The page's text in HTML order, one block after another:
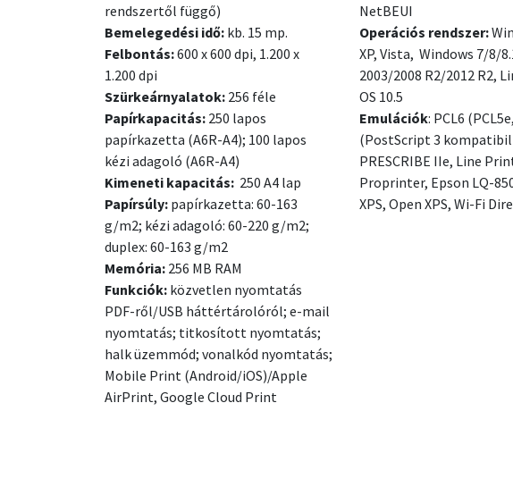
rendszertől függő)
Bemelegedési idő: kb. 15 mp.
Felbontás:600 x 600 dpi, 1.200 x
1.200 dpi
Szürkeárnyalatok: 256 féle
Papírkapacitás: 250 lapos
papírkazetta (A6R-A4); 100 lapos
kézi adagoló (A6R-A4)
Kimeneti kapacitás: 250 A4 lap
Papírsúly: papírkazetta: 60-163
g/m2; kézi adagoló: 60-220 g/m2;
duplex: 60-163 g/m2
Memória: 256 MB RAM
Funkciók: közvetlen nyomtatás
PDF-ről/USB háttértárolóról; e-mail
nyomtatás; titkosított nyomtatás;
halk üzemmód; vonalkód nyomtatás;
Mobile Print (Android/iOS)/Apple
AirPrint, Google Cloud Print
NetBEUI
Operációs rendszer:
XP, Vista, Windows 7/8/
2003/2008 R2/2012 R2,
OS 10.5
Emulációk: PCL6
(PostScript 3
PRESCRIBE IIe, Line
Proprinter, Epson LQ-
XPS, Open XPS, Wi-Fi